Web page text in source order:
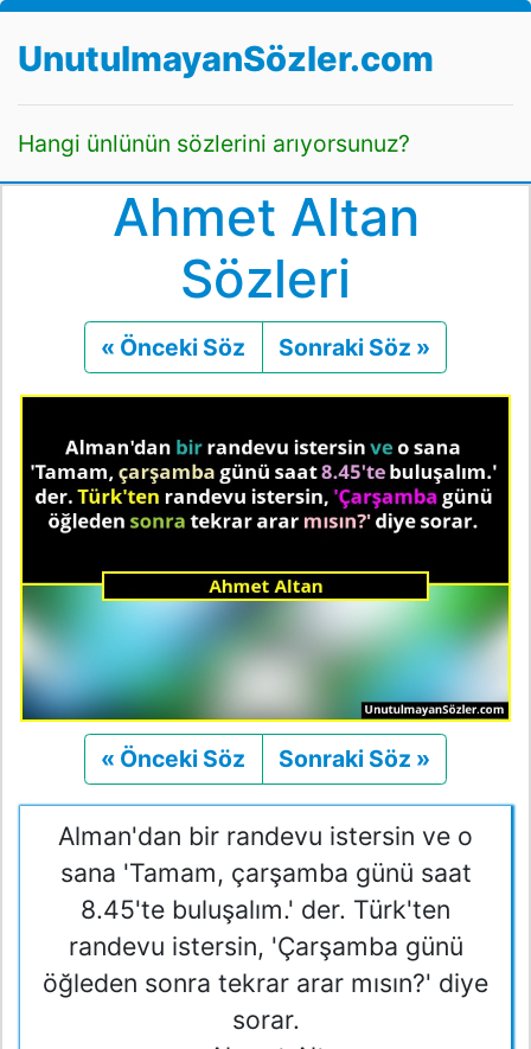
UnutulmayanSözler.com
Hangi ünlünün sözlerini arıyorsunuz?
Ahmet Altan
Sözleri
« Önceki Söz Önceki
Sonraki Söz »
« Önceki Söz Önceki
Sonraki Söz »
Alman'dan bir randevu istersin ve o
sana 'Tamam, çarşamba günü saat
8.45'te buluşalım.' der. Türk'ten
randevu istersin, 'Çarşamba günü
öğleden sonra tekrar arar mısın?' diye
sorar.